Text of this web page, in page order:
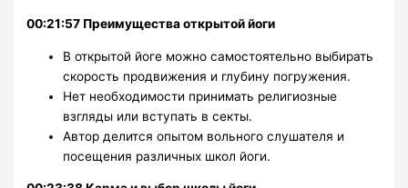
00:21:57 Преимущества открытой йоги
В открытой йоге можно самостоятельно выбирать
скорость продвижения и глубину погружения.
Нет необходимости принимать религиозные
взгляды или вступать в секты.
Автор делится опытом вольного слушателя и
посещения различных школ йоги.